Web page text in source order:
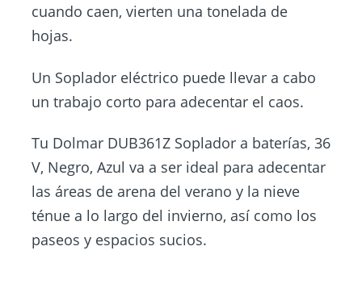
cuando caen, vierten una tonelada de
hojas.
Un Soplador eléctrico puede llevar a cabo
un trabajo corto para adecentar el caos.
Tu Dolmar DUB361Z Soplador a baterías, 36
V, Negro, Azul va a ser ideal para adecentar
las áreas de arena del verano y la nieve
ténue a lo largo del invierno, así como los
paseos y espacios sucios.